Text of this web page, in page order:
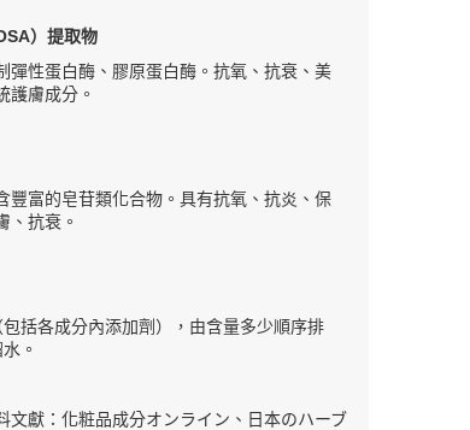
）提取物
彈性蛋白酶、膠原蛋白酶。抗氧、抗衰、美
護膚成分。
豐富的皂苷類化合物。具有抗氧、抗炎、保
、抗衰。
括各成分內添加劑），由含量多少順序排
。
獻：化粧品成分オンライン、日本のハーブ